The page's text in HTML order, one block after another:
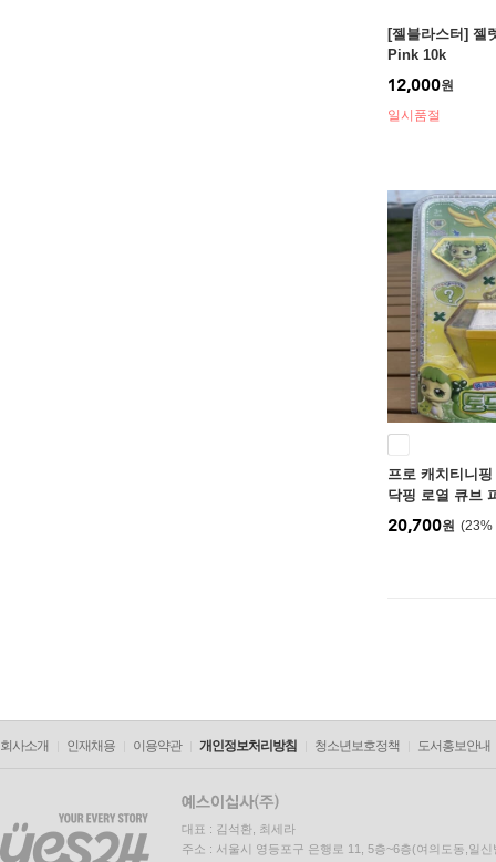
[젤블라스터]
Pink 10k
12,000원
일시품절
프로 캐치티니
닥핑 로열 큐브
23%
20,700원
회사소개 인재채용 이용약관 개인정보처리방침 청소년보호정책 도서홍보안내
대표 : 김석환, 최세라
주소 : 서울시 영등포구 은행로 11, 5층~6층(여의도동,일신